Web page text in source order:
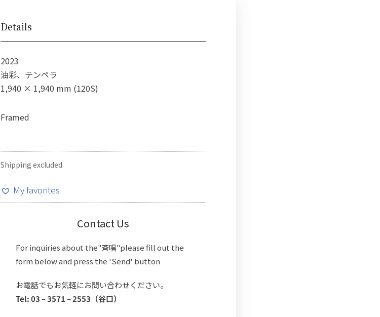
Details
2023
油彩、テンペラ
1,940 × 1,940 mm (120S)
Framed
Shipping excluded
My favorites
Contact Us
For inquiries about the"斉唱"please fill out the
form below and press the 'Send' button
お電話でもお気軽にお問い合わせください。
Tel: 03 – 3571 – 2553（谷口）